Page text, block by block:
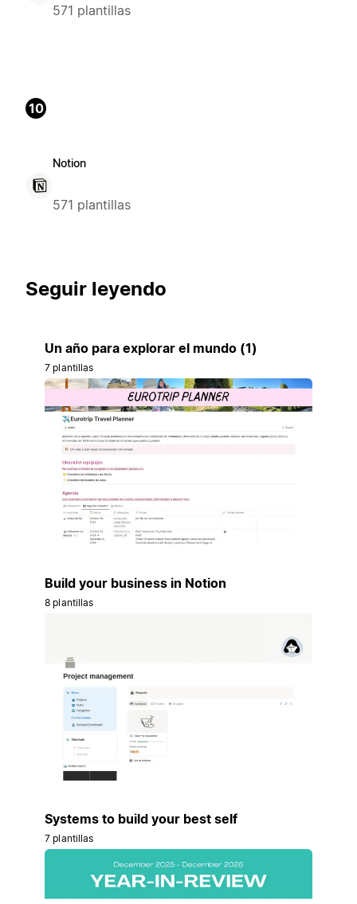
571 plantillas
10
Notion
571 plantillas
Seguir leyendo
Un año para explorar el mundo (1)
7 plantillas
Build your business in Notion
8 plantillas
Systems to build your best self
7 plantillas